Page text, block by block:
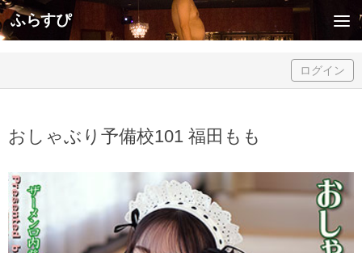
Skip to content
ふらすぴ
ログイン
おしゃぶり予備校101 福田もも